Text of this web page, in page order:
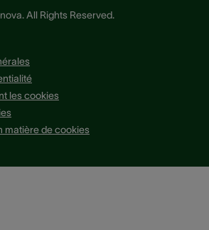
All Rights Reserved.
les cookies
matière de cookies